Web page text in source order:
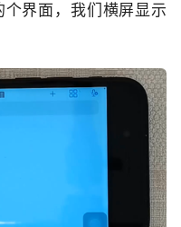
界面，我们横屏显示